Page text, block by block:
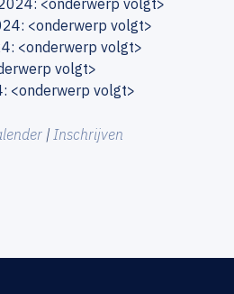
<onderwerp volgt>
<onderwerp volgt>
<onderwerp volgt>
volgt>
<onderwerp volgt>
|Inschrijven